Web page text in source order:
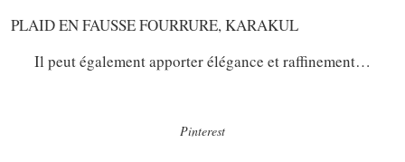
PLAID EN FAUSSE FOURRURE, KARAKUL
Il peut également apporter élégance et raffinement…
Pinterest